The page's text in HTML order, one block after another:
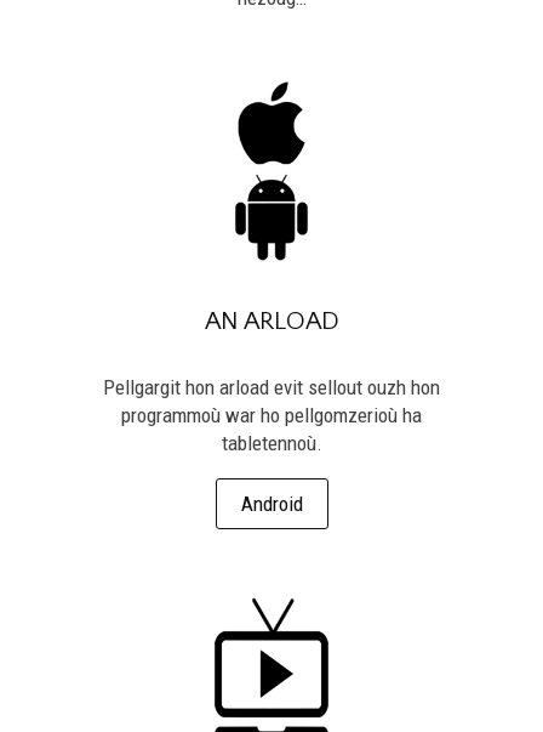
AN ARLOAD
Pellgargit hon arload evit sellout ouzh hon
programmoù war ho pellgomzerioù ha
tabletennoù.
Android